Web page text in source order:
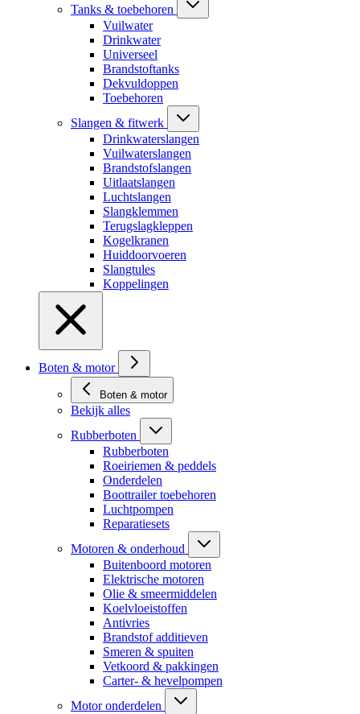
Tanks & toebehoren
Vuilwater
Drinkwater
Universeel
Brandstoftanks
Dekvuldoppen
Toebehoren
Slangen & fitwerk
Drinkwaterslangen
Vuilwaterslangen
Brandstofslangen
Uitlaatslangen
Luchtslangen
Slangklemmen
Terugslagkleppen
Kogelkranen
Huiddoorvoeren
Slangtules
Koppelingen
Boten & motor
Boten & motor
Bekijk alles
Rubberboten
Rubberboten
Roeiriemen & peddels
Onderdelen
Boottrailer toebehoren
Luchtpompen
Reparatiesets
Motoren & onderhoud
Buitenboord motoren
Elektrische motoren
Olie & smeermiddelen
Koelvloeistoffen
Antivries
Brandstof additieven
Smeren & spuiten
Vetkoord & pakkingen
Carter- & hevelpompen
Motor onderdelen